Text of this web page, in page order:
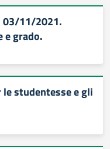
03/11/2021.
e grado.
studentesse e gli